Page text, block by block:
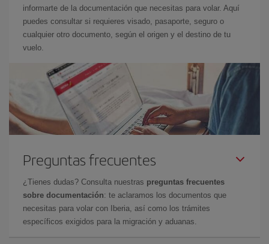
informarte de la documentación que necesitas para volar. Aquí
puedes consultar si requieres visado, pasaporte, seguro o
cualquier otro documento, según el origen y el destino de tu
vuelo.
Preguntas frecuentes
¿Tienes dudas? Consulta nuestras preguntas frecuentes
sobre documentación: te aclaramos los documentos que
necesitas para volar con Iberia, así como los trámites
específicos exigidos para la migración y aduanas.